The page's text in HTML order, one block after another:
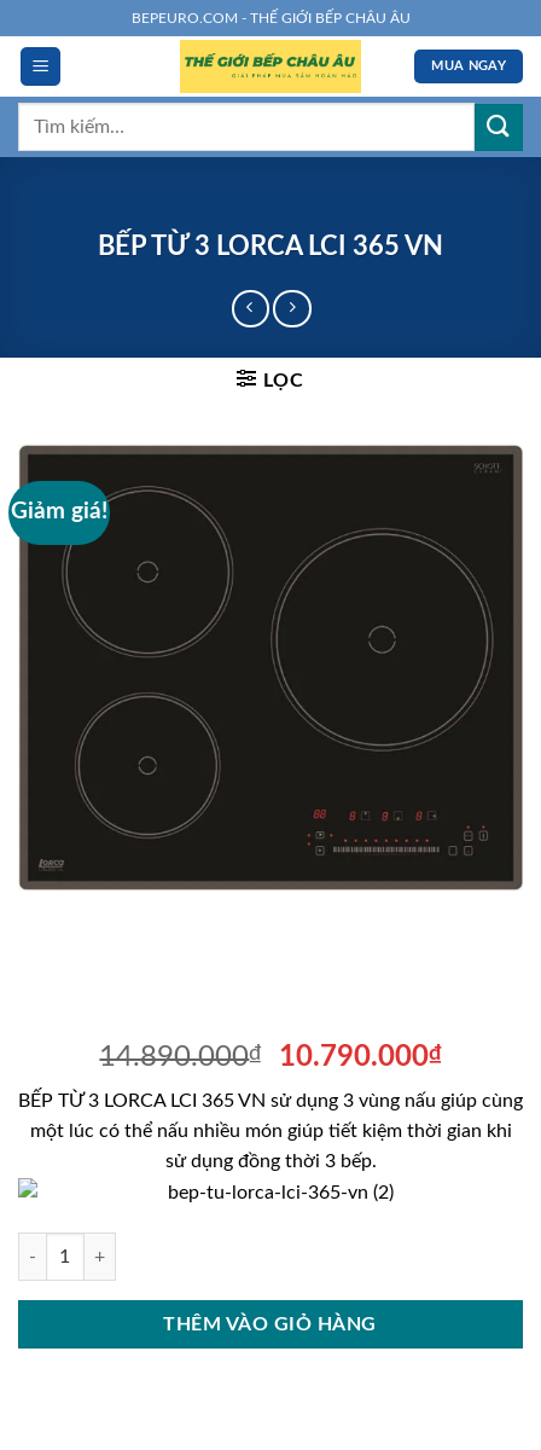
đến
dung
BEPEURO.COM - THẾ GIỚI BẾP CHÂU ÂU
MUA NGAY
Tìm
BẾP TỪ 3 LORCA LCI 365 VN
LỌC
Giảm giá!
14.890.000₫
Giá
là:
14.890.000₫.
10.790.000₫Giá
tại
là:
BẾP TỪ 3 LORCA LCI 365 VN sử dụng 3 vùng nấu giúp cùng
một lúc có thể nấu nhiều món giúp tiết kiệm thời gian khi
sử dụng đồng thời 3 bếp.
BẾP TỪ 3 LORCA LCI 365 VN số lượng
THÊM VÀO GIỎ HÀNG